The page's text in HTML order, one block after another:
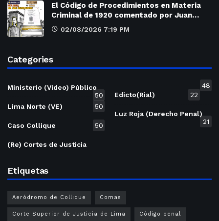
El Código de Procedimientos en Materia
Criminal de 1920 comentado por Juan…
02/08/2026 7:19 PM
Categories
Ministerio (Video) Público
50
Lima Norte (VE)
50
Caso Collique 50
(Re) Cortes de Justicia
48
Edicto(Rial)
22
Luz Roja (Derecho Penal)
21
Etiquetas
Aeródromo de Collique Comas
Corte Superior de Justicia de Lima Código penal